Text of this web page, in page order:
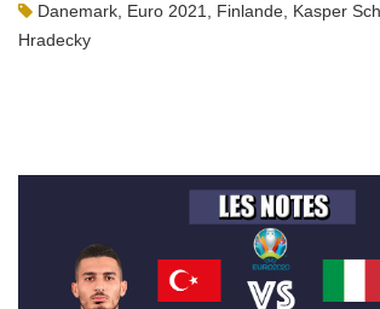
Danemark Euro 2021 Finlande Kasper
Hradecky